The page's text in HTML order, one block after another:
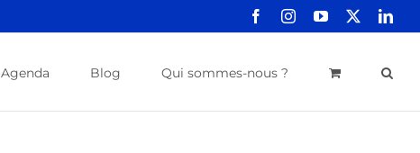
FacebookInstagramYouTube
Agenda Blog Qui sommes-nous ?